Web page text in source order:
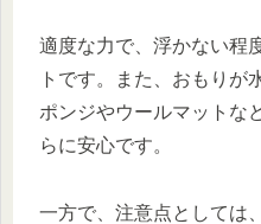
適度な力で、浮かない程
トです。また、おもりが
ポンジやウールマットな
らに安心です。
一方で、注意点としては